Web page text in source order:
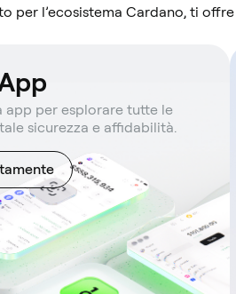
per l’ecosistema Cardano, ti offre
app per esplorare tutte le
sicurezza e affidabilità.